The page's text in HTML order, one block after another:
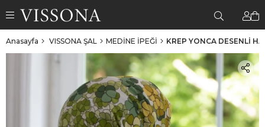
Anasayfa VISSONA ŞAL MEDİNE İPEĞİ KREP YONCA DESENLİ